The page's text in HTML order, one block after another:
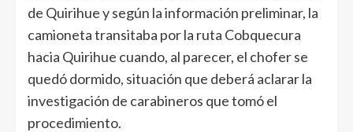
de Quirihue y según la información preliminar, la
camioneta transitaba por la ruta Cobquecura
hacia Quirihue cuando, al parecer, el chofer se
quedó dormido, situación que deberá aclarar la
investigación de carabineros que tomó el
procedimiento.